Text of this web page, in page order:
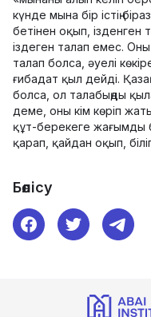
күнде мына бір істің
бетінен оқып, ізденген
іздеген талап емес.
талап болса, әуелі
ғибадат қыл дейді.
болса, ол талабыңды
деме, оны кім көріп
құт-берекеге жағымды
қарап, қайдан оқып,
Бөлісу